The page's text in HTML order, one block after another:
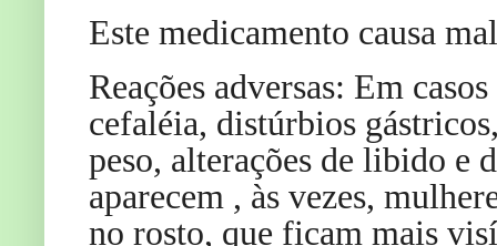
Este medicamento causa
Reações adversas: Em
cefaléia, distúrbios
peso, alterações de libido e
aparecem , às vezes,
no rosto, que ficam mais